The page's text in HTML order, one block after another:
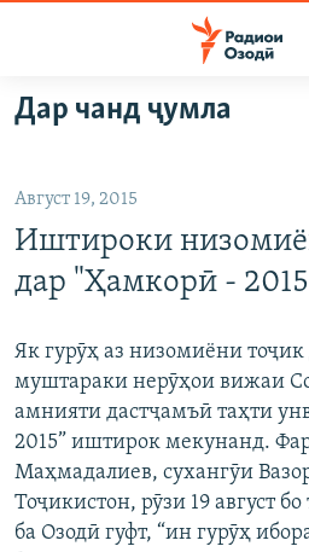
Ҷаҳиш
ба
аслӣ
Ҷаҳиш
ба
феҳристи
Ҷаҳиш
ҷустор
ГӮШАҲО
ҚАЗИЯИ "КРОКУС"
ОСИЁИ МАРКАЗӢ
ФАРҲАНГ
МЕҲМОНИ ОЗОДӢ
ВАРЗИШ
РӮЗГОРИ МУҲОҶИР
САЛОМ, ХОҲАР
ТАҲҚИҚОТ
ҶАНГ ДАР УКРАИНА
НАЗАРИ МАРДУМ
БЛОГИСТОН
ОЗОДӢ ОНЛАЙН
ЧАНДРАСОНАӢ
ВИДЕО
НИГОРИСТОН
РӮЙХАТҲО
КИТОБҲОИ ОЗОДӢ
Дар чанд ҷумла
Август 19, 2015
Иштироки
дар "Ҳамкорӣ -
Як гурӯҳ аз низомиёни
муштараки нерӯҳои вижаи
амнияти дастҷамъӣ таҳти
2015” иштирок мекунанд.
Маҳмадалиев, сухангӯи
Тоҷикистон, рӯзи 19 август
ба Озодӣ гуфт, “ин гурӯҳ